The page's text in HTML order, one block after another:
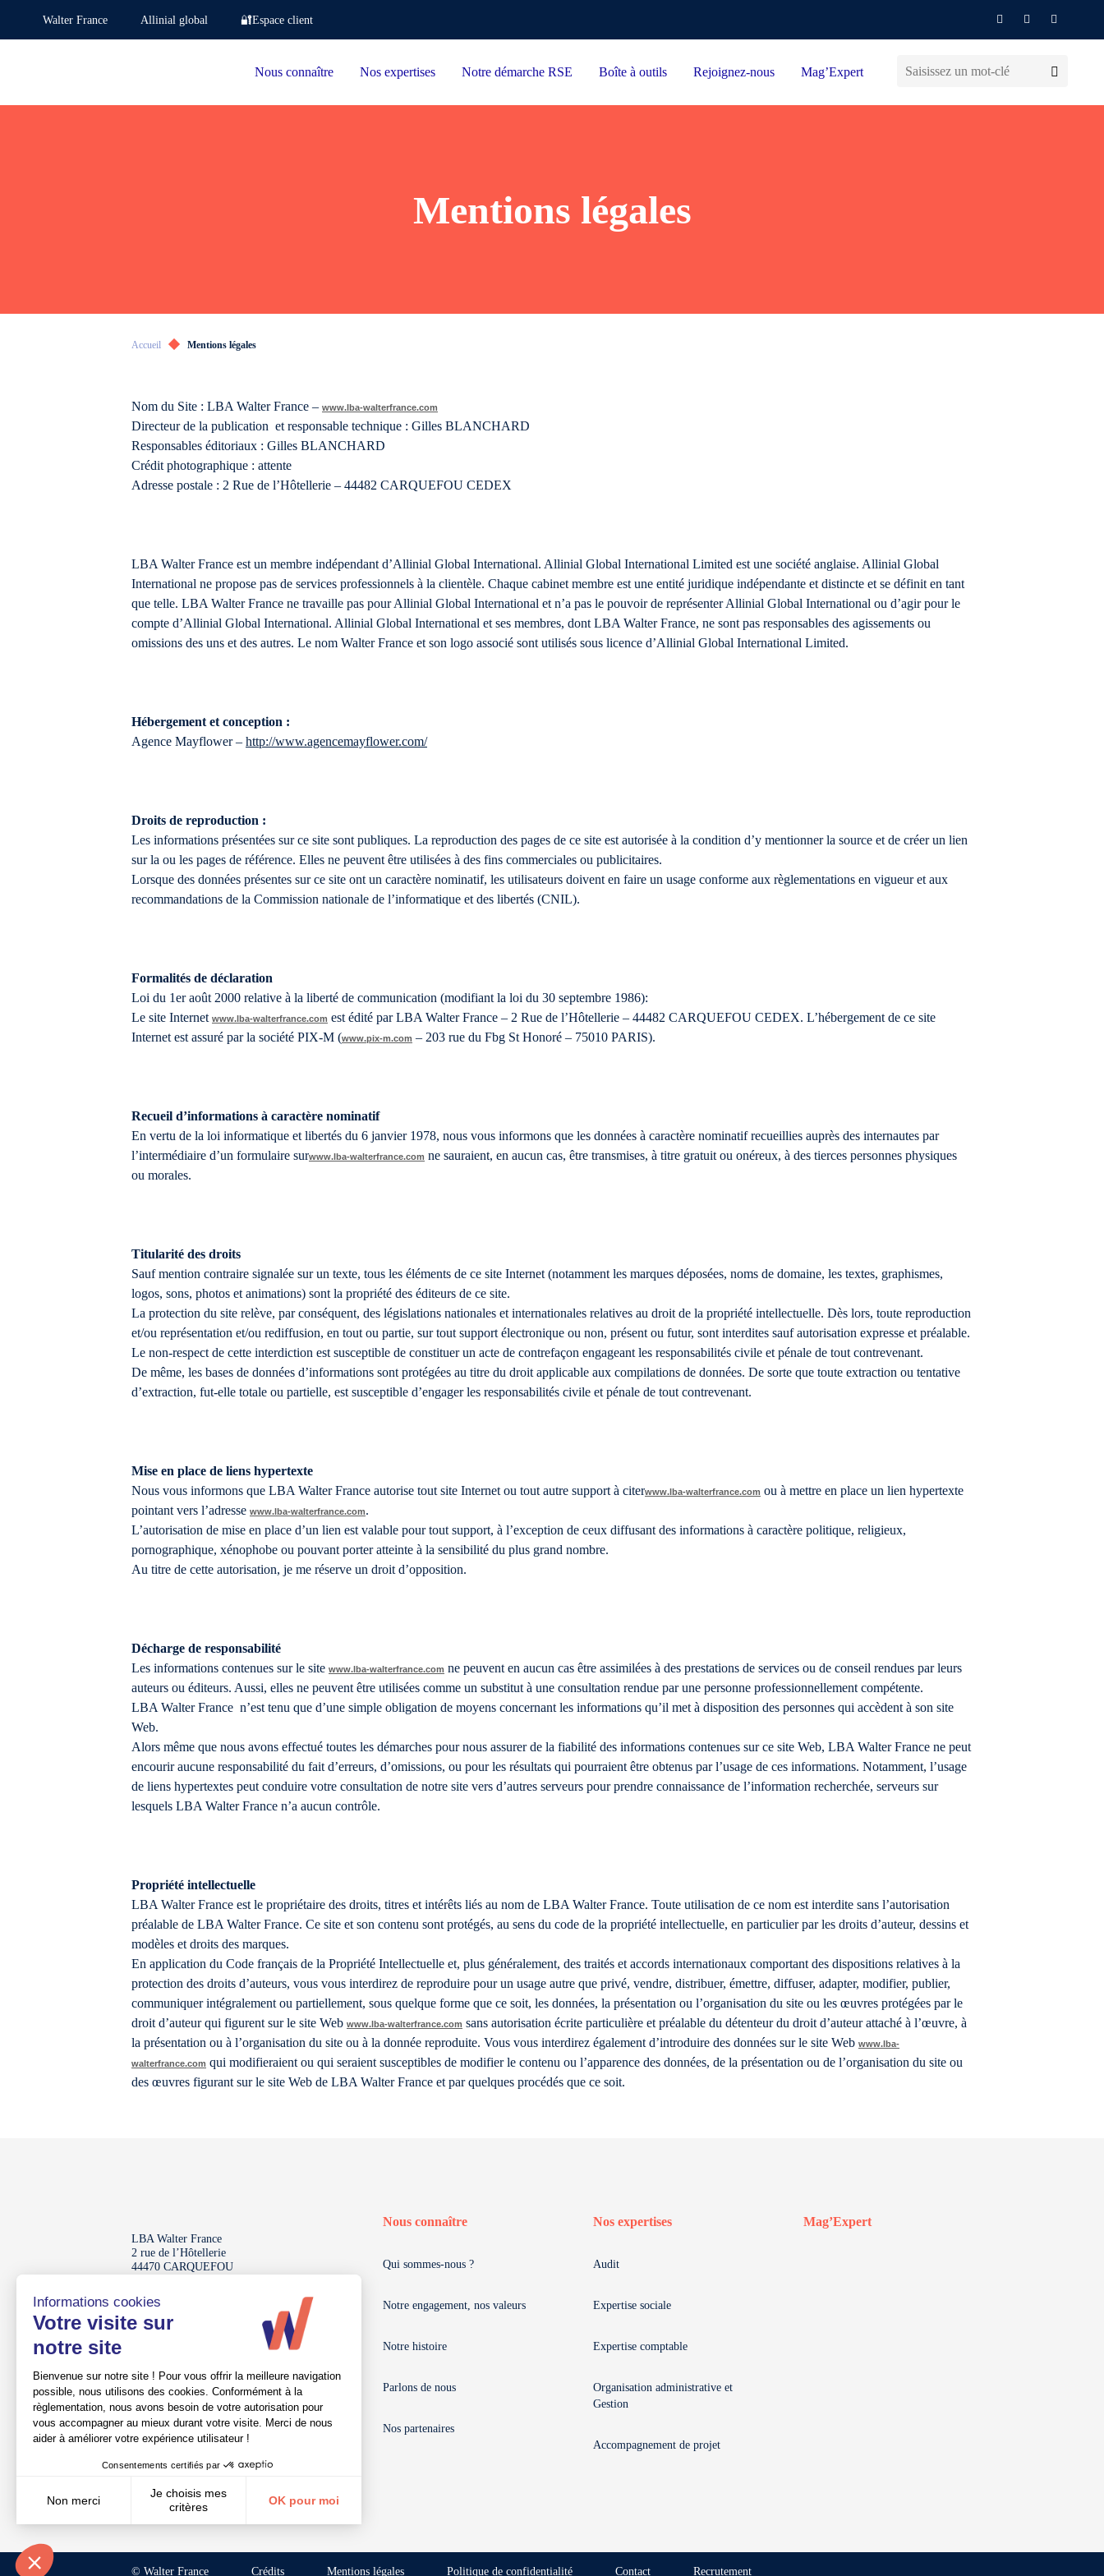
Walter France Allinial global 🔐Espace client
Nous connaître Nos expertises Notre démarche RSE Boîte à outils Rejoignez-nous Mag’Expert
Mentions légales
Accueil Mentions légales
Nom du Site : LBA Walter France – www.lba-walterfrance.com
Directeur de la publication et responsable technique : Gilles BLANCHARD
Responsables éditoriaux : Gilles BLANCHARD
Crédit photographique : attente
Adresse postale : 2 Rue de l’Hôtellerie – 44482 CARQUEFOU CEDEX
LBA Walter France est un membre indépendant d’Allinial Global International. Allinial Global International Limited est une société anglaise. Allinial Global
International ne propose pas de services professionnels à la clientèle. Chaque cabinet membre est une entité juridique indépendante et distincte et se définit en tant
que telle. LBA Walter France ne travaille pas pour Allinial Global International et n’a pas le pouvoir de représenter Allinial Global International ou d’agir pour le
compte d’Allinial Global International. Allinial Global International et ses membres, dont LBA Walter France, ne sont pas responsables des agissements ou
omissions des uns et des autres. Le nom Walter France et son logo associé sont utilisés sous licence d’Allinial Global International Limited.
Hébergement et conception :
Agence Mayflower – http://www.agencemayflower.com/​
Droits de reproduction :
Les informations présentées sur ce site sont publiques. La reproduction des pages de ce site est autorisée à la condition d’y mentionner la source et de créer un lien
sur la ou les pages de référence. Elles ne peuvent être utilisées à des fins commerciales ou publicitaires.
Lorsque des données présentes sur ce site ont un caractère nominatif, les utilisateurs doivent en faire un usage conforme aux règlementations en vigueur et aux
recommandations de la Commission nationale de l’informatique et des libertés (CNIL).
Formalités de déclaration
Loi du 1er août 2000 relative à la liberté de communication (modifiant la loi du 30 septembre 1986):
Le site Internet www.lba-walterfrance.com est édité par LBA Walter France – 2 Rue de l’Hôtellerie – 44482 CARQUEFOU CEDEX. L’hébergement de ce site
Internet est assuré par la société PIX-M (www.pix-m.com – 203 rue du Fbg St Honoré – 75010 PARIS).
Recueil d’informations à caractère nominatif
En vertu de la loi informatique et libertés du 6 janvier 1978, nous vous informons que les données à caractère nominatif recueillies auprès des internautes par
l’intermédiaire d’un formulaire surwww.lba-walterfrance.com ne sauraient, en aucun cas, être transmises, à titre gratuit ou onéreux, à des tierces personnes physiques
ou morales.
Titularité des droits
Sauf mention contraire signalée sur un texte, tous les éléments de ce site Internet (notamment les marques déposées, noms de domaine, les textes, graphismes,
logos, sons, photos et animations) sont la propriété des éditeurs de ce site.
La protection du site relève, par conséquent, des législations nationales et internationales relatives au droit de la propriété intellectuelle. Dès lors, toute reproduction
et/ou représentation et/ou rediffusion, en tout ou partie, sur tout support électronique ou non, présent ou futur, sont interdites sauf autorisation expresse et préalable.
Le non-respect de cette interdiction est susceptible de constituer un acte de contrefaçon engageant les responsabilités civile et pénale de tout contrevenant.
De même, les bases de données d’informations sont protégées au titre du droit applicable aux compilations de données. De sorte que toute extraction ou tentative
d’extraction, fut-elle totale ou partielle, est susceptible d’engager les responsabilités civile et pénale de tout contrevenant.
Mise en place de liens hypertexte
Nous vous informons que LBA Walter France autorise tout site Internet ou tout autre support à citerwww.lba-walterfrance.com ou à mettre en place un lien hypertexte
pointant vers l’adresse www.lba-walterfrance.com.
L’autorisation de mise en place d’un lien est valable pour tout support, à l’exception de ceux diffusant des informations à caractère politique, religieux,
pornographique, xénophobe ou pouvant porter atteinte à la sensibilité du plus grand nombre.
Au titre de cette autorisation, je me réserve un droit d’opposition.
Décharge de responsabilité
Les informations contenues sur le site www.lba-walterfrance.com ne peuvent en aucun cas être assimilées à des prestations de services ou de conseil rendues par leurs
auteurs ou éditeurs. Aussi, elles ne peuvent être utilisées comme un substitut à une consultation rendue par une personne professionnellement compétente.
LBA Walter France n’est tenu que d’une simple obligation de moyens concernant les informations qu’il met à disposition des personnes qui accèdent à son site
Web.
Alors même que nous avons effectué toutes les démarches pour nous assurer de la fiabilité des informations contenues sur ce site Web, LBA Walter France ne peut
encourir aucune responsabilité du fait d’erreurs, d’omissions, ou pour les résultats qui pourraient être obtenus par l’usage de ces informations. Notamment, l’usage
de liens hypertextes peut conduire votre consultation de notre site vers d’autres serveurs pour prendre connaissance de l’information recherchée, serveurs sur
lesquels LBA Walter France n’a aucun contrôle.
Propriété intellectuelle
LBA Walter France est le propriétaire des droits, titres et intérêts liés au nom de LBA Walter France. Toute utilisation de ce nom est interdite sans l’autorisation
préalable de LBA Walter France. Ce site et son contenu sont protégés, au sens du code de la propriété intellectuelle, en particulier par les droits d’auteur, dessins et
modèles et droits des marques.
En application du Code français de la Propriété Intellectuelle et, plus généralement, des traités et accords internationaux comportant des dispositions relatives à la
protection des droits d’auteurs, vous vous interdirez de reproduire pour un usage autre que privé, vendre, distribuer, émettre, diffuser, adapter, modifier, publier,
communiquer intégralement ou partiellement, sous quelque forme que ce soit, les données, la présentation ou l’organisation du site ou les œuvres protégées par le
droit d’auteur qui figurent sur le site Web www.lba-walterfrance.com sans autorisation écrite particulière et préalable du détenteur du droit d’auteur attaché à l’œuvre, à
la présentation ou à l’organisation du site ou à la donnée reproduite. Vous vous interdirez également d’introduire des données sur le site Web www.lba-
walterfrance.com qui modifieraient ou qui seraient susceptibles de modifier le contenu ou l’apparence des données, de la présentation ou de l’organisation du site ou
des œuvres figurant sur le site Web de LBA Walter France et par quelques procédés que ce soit.
LBA Walter France
2 rue de l’Hôtellerie
44470 CARQUEFOU
Réseau labelisé
Nous connaître
Qui sommes-nous ?
Notre engagement, nos valeurs
Notre histoire
Parlons de nous
Nos partenaires
Nos expertises
Audit
Expertise sociale
Expertise comptable
Organisation administrative et
Gestion
Accompagnement de projet
Mag’Expert
© Walter France Crédits Mentions légales Politique de confidentialité Contact Recrutement